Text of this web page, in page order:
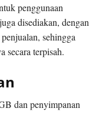
penggunaan
disediakan, dengan
sehingga
secara terpisah.
dan penyimpanan